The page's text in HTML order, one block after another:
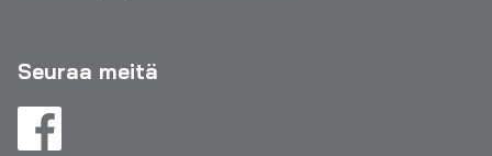
Seuraa meitä